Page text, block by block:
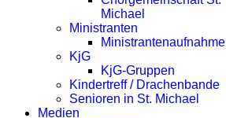
Michael
Ministranten
Ministrantenaufnahme
KjG
KjG-Gruppen
Kindertreff / Drachenbande
Senioren in St. Michael
Medien